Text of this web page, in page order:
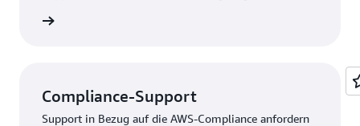
Compliance-Support
Support in Bezug auf die AWS-Compliance anfordern